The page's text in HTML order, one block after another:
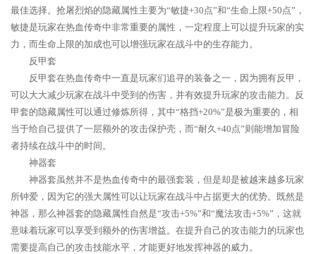
最佳选择。抢屠烈焰的隐藏属性主要为“敏捷+30点”和“生命上限+50点”，
敏捷是玩家在热血传奇中非常重要的属性，一定程度上可以提升玩家的实
力，而生命上限的加成也可以增强玩家在战斗中的生存能力。
反甲套
反甲套在热血传奇中一直是玩家们追寻的装备之一，因为拥有反甲，
可以大大减少玩家在战斗中受到的伤害，并有效提升玩家的攻击能力。反
甲套的隐藏属性可以通过修炼所得，其中“格挡+20%”是极为重要的，相
当于给自己提供了一层额外的攻击保护壳，而“耐久+40点”则能增加冒险
者持续在战斗中的时间。
神器套
神器套虽然并不是热血传奇中的最强套装，但是却是被越来越多玩家
所钟爱，因为它的强大属性可以让玩家在战斗中占据更大的优势。既然是
神器，那么神器套的隐藏属性自然是“攻击+5%”和“魔法攻击+5%”，这就
意味着玩家可以享受到额外的伤害增益。在提升自己的攻击能力的玩家也
需要提高自己的攻击技能水平，才能更好地发挥神器的威力。